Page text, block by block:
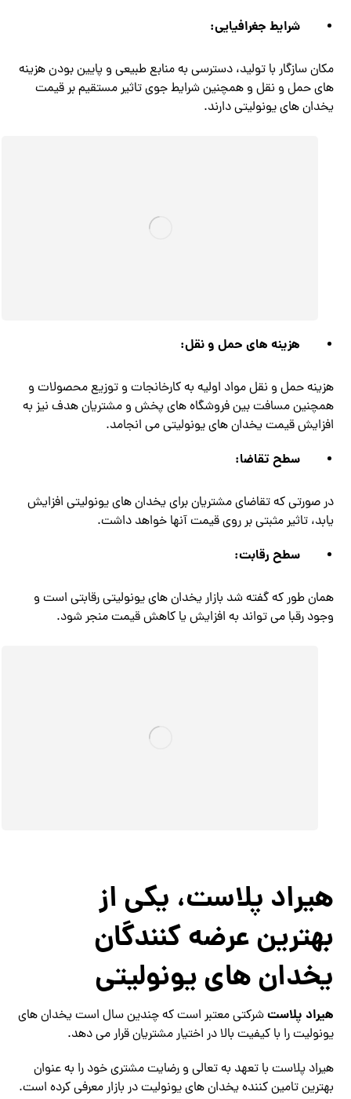
شرایط جغرافیایی:
مکان سازگار با تولید، دسترسی به منابع طبیعی و پایین بودن هزینه
های حمل و نقل و همچنین شرایط جوی تاثیر مستقیم بر قیمت
یخدان های یونولیتی دارند.
هزینه های حمل و نقل:
هزینه حمل و نقل مواد اولیه به کارخانجات و توزیع محصولات و
همچنین مسافت بین فروشگاه‌ های پخش و مشتریان هدف نیز به
افزایش قیمت یخدان های یونولیتی می‌ انجامد.
سطح تقاضا:
در صورتی که تقاضای مشتریان برای یخدان های یونولیتی افزایش
یابد، تاثیر مثبتی بر روی قیمت آنها خواهد داشت.
سطح رقابت:
همان‌ طور که گفته شد بازار یخدان های یونولیتی رقابتی است و
وجود رقبا می‌ تواند به افزایش یا کاهش قیمت منجر شود.
هیراد پلاست، یکی از
بهترین عرضه کنندگان
یخدان های یونولیتی
هیراد پلاستشرکتی معتبر است که چندین سال است یخدان های
یونولیت را با کیفیت بالا در اختیار مشتریان قرار می دهد.
هیراد پلاست با تعهد به تعالی و رضایت مشتری خود را به عنوان
بهترین تامین کننده یخدان های یونولیت در بازار معرفی کرده است.